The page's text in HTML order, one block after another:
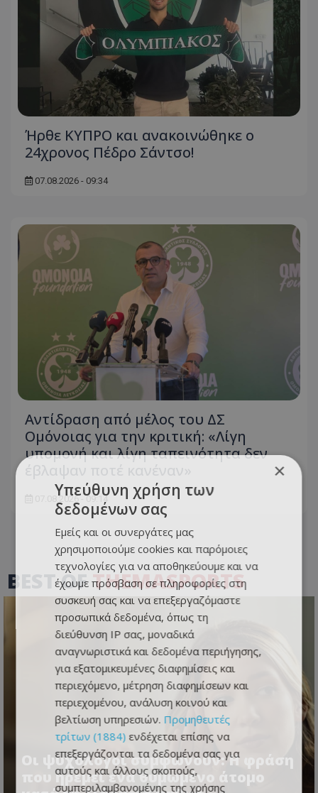
Ήρθε ΚΥΠΡΟ και ανακοινώθηκε ο
24χρονος Πέδρο Σάντσο!
07.08.2026 - 09:34
Αντίδραση από μέλος του ΔΣ
Ομόνοιας για την κριτική: «Λίγη
υπομονή και λίγη ταπεινότητα δεν
07.08.2026 - 09:14
BEST OFTHEMASPORTS
Οι ψυχολόγοι συμφωνούν: Η φράση
που ηρεμεί ένα θυμωμένο άτομο
×
Υπεύθυνη χρήση των
δεδομένων σας
Εμείς και οι συνεργάτες μας
χρησιμοποιούμε cookies και παρόμοιες
τεχνολογίες για να αποθηκεύουμε και να
έχουμε πρόσβαση σε πληροφορίες στη
συσκευή σας και να επεξεργαζόμαστε
προσωπικά δεδομένα, όπως τη
διεύθυνση IP σας, μοναδικά
αναγνωριστικά και δεδομένα περιήγησης,
για εξατομικευμένες διαφημίσεις και
περιεχόμενο, μέτρηση διαφημίσεων και
περιεχομένου, ανάλυση κοινού και
βελτίωση υπηρεσιών. Προμηθευτές
τρίτων (1884) ενδέχεται επίσης να
επεξεργάζονται τα δεδομένα σας για
αυτούς και άλλους σκοπούς,
συμπεριλαμβανομένης της χρήσης